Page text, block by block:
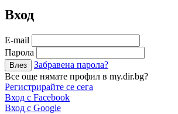
Вход
Е-mail
Парола
Забравена парола?
Все още нямате профил в my.dir.bg?
Регистрирайте се сега
Вход с Facebook
Вход с Google